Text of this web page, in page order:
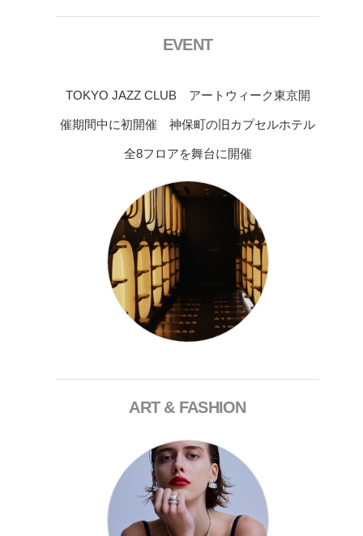
EVENT
TOKYO JAZZ CLUB アートウィーク東京開
催期間中に初開催 神保町の旧カプセルホテル
全8フロアを舞台に開催
ART & FASHION